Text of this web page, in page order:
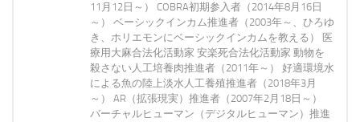
11月12日～） COBRA初期参入者（2014年8月16日
～） ベーシックインカム推進者（2003年～、ひろゆ
き、ホリエモンにベーシックインカムを教える） 医
療用大麻合法化活動家 安楽死合法化活動家 動物を
殺さない人工培養肉推進者（2011年～） 好適環境水
による魚の陸上淡水人工養殖推進者（2018年3月
～） AR（拡張現実）推進者（2007年2月18日～）
バーチャルヒューマン（デジタルヒューマン）推進